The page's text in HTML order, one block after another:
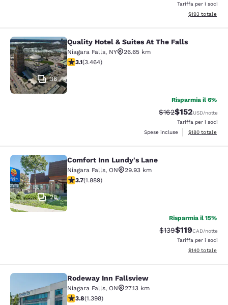
Tariffa per i soci
Visualizza i
$193 totale
Quality Hotel & Suites At The Falls
36
Quality Hotel & Suites At The Falls
Niagara Falls, NY
26.65 km
Valutazione di 3.13 stelle. Buono. 3464 recensioni
3.1(3.464)
Risparmia il 6%
Tariffa di barratura:
$162Tariffa
$152USD/notte
Tariffa per i soci
Spese incluse
Visualizza i
$180 totale
Comfort Inn Lundy's Lane
28
Comfort Inn Lundy's Lane
Niagara Falls, ON
29.93 km
Valutazione di 3.67 stelle. Buono. 1889 recensioni
3.7(1.889)
Risparmia il 15%
Tariffa di barratura:
$139Tariffa
$119CAD/notte
Tariffa per i soci
Visualizza i
$140 totale
Rodeway Inn Fallsview
Rodeway Inn Fallsview
Niagara Falls, ON
27.13 km
Valutazione di 3.84 stelle. Buono. 1398 recensioni
3.8(1.398)